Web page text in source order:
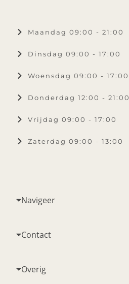
Maandag 09:00 - 21:00
Dinsdag 09:00 - 17:00
Woensdag 09:00 - 17:00
Donderdag 12:00 - 21:00
Vrijdag 09:00 - 17:00
Zaterdag 09:00 - 13:00
Navigeer
Contact
Overig